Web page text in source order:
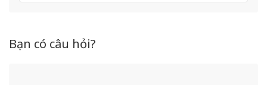
Bạn có câu hỏi?